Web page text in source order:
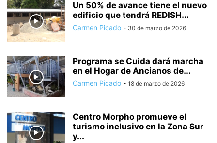
Un 50% de avance tiene el nuevo
edificio que tendrá REDISH...
Carmen Picado - 30 de marzo de 2026
Programa se Cuida dará marcha
en el Hogar de Ancianos de...
Carmen Picado - 18 de marzo de 2026
Centro Morpho promueve el
turismo inclusivo en la Zona Sur
y...